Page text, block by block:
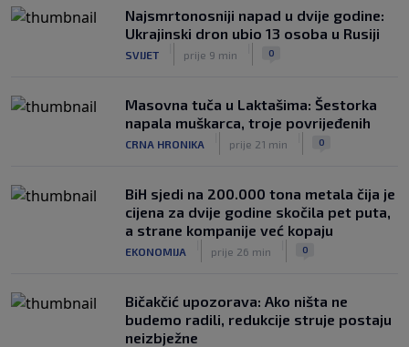
Vlahović pred velikom odlukom:
Beşiktaş mu nudi 10 miliona eura po
sezoni
Najsmrtonosniji napad u dvije godine:
Ukrajinski dron ubio 13 osoba u Rusiji
SVIJET prije 9 min 0
Masovna tuča u Laktašima: Šestorka
napala muškarca, troje povrijeđenih
CRNA HRONIKA prije 21 min 0
BiH sjedi na 200.000 tona metala čija je
cijena za dvije godine skočila pet puta,
a strane kompanije već kopaju
EKONOMIJA prije 26 min 0
Bičakčić upozorava: Ako ništa ne
budemo radili, redukcije struje postaju
neizbježne